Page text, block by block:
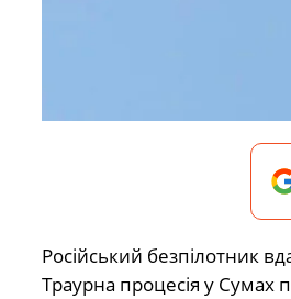
Російський безпілотник
Траурна процесія у Сумах